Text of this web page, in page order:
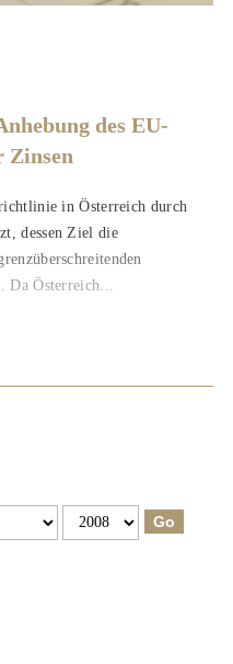
des EU-
Zinsen
in Österreich durch
dessen Ziel die
Da Österreich...